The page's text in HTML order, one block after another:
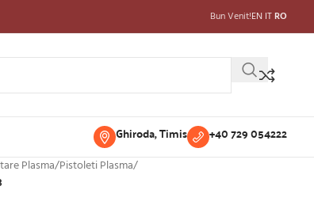
Bun Venit!EN ITRO
Ghiroda, Timis +40 729 054222
Plasma/Pistoleti Plasma/